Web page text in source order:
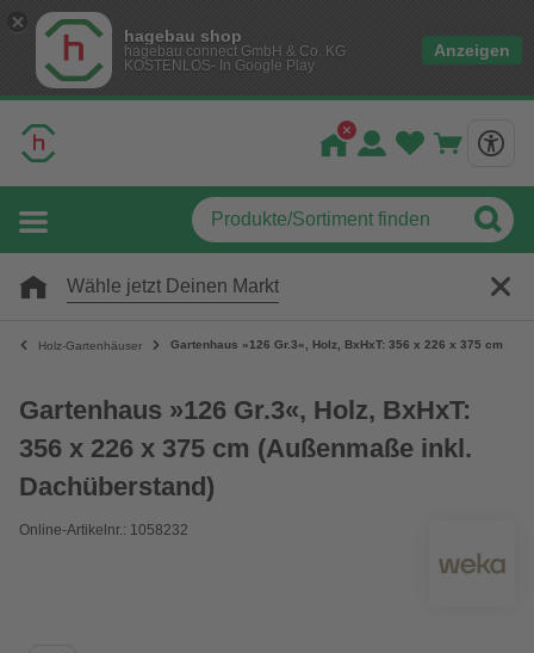
hagebau shop
hagebau connect GmbH & Co. KG
KOSTENLOS- In Google Play
Anzeigen
Wähle jetzt Deinen Markt
Holz-Gartenhäuser Gartenhaus »126 Gr.3«, Holz, BxHxT: 356 x 226 x 375 cm
Gartenhaus »126 Gr.3«, Holz, BxHxT:
356 x 226 x 375 cm (Außenmaße inkl.
Dachüberstand)
Online-Artikelnr.: 1058232